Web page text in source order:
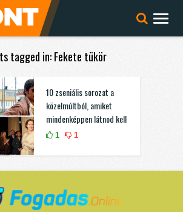
tagged in: Fekete tükör
10 zseniális sorozat a
közelmúltból, amiket
mindenképpen látnod kell
1 1